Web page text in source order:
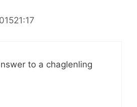
to a chaglenling